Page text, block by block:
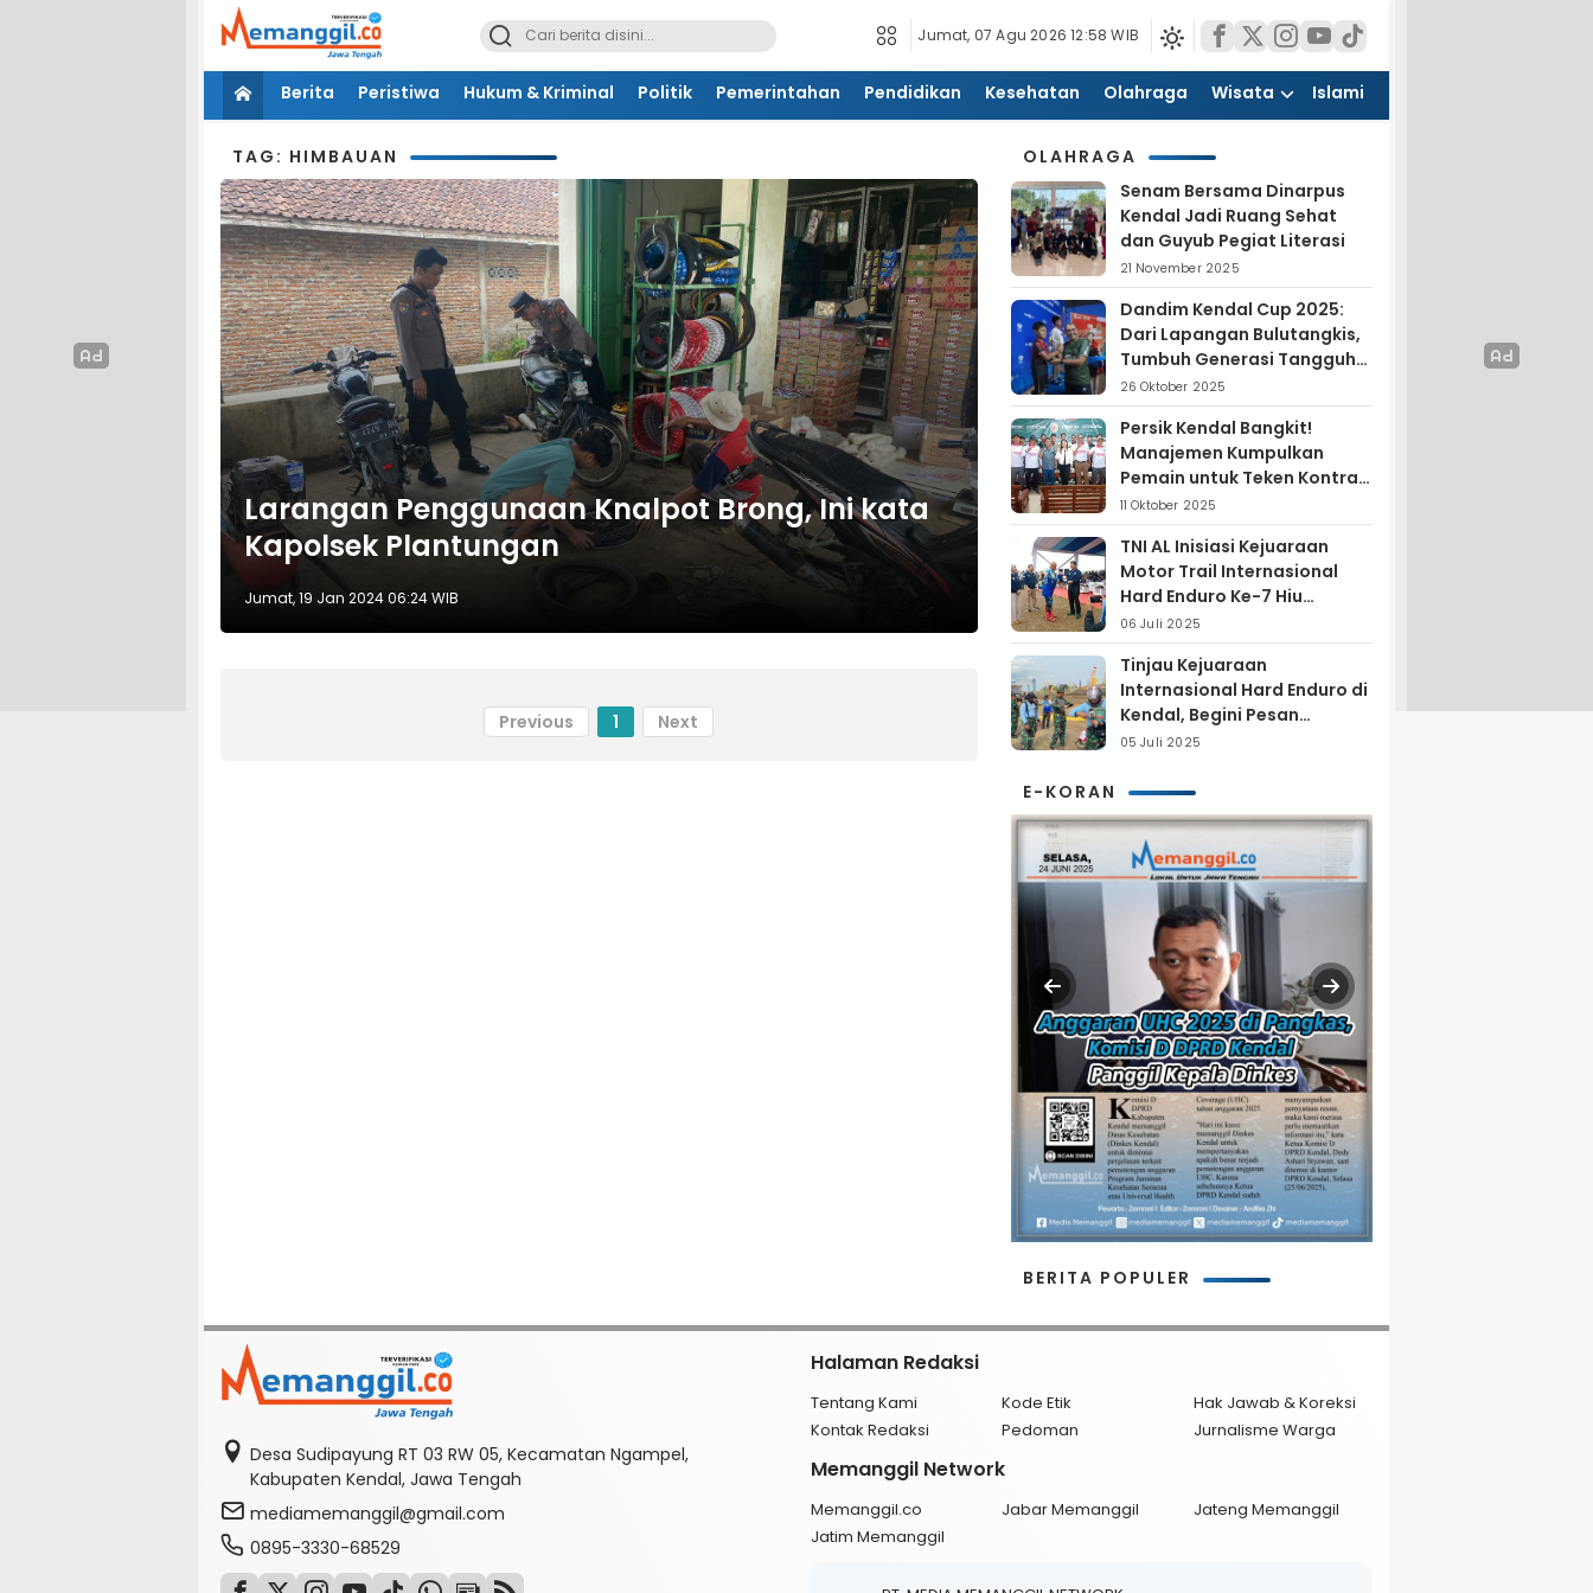
Jumat, 07 Agu 2026 12:58 WIB
Berita Peristiwa Hukum & Kriminal Politik Pemerintahan Pendidikan Kesehatan Olahraga Wisata Islami
TAG: HIMBAUAN
Larangan Penggunaan Knalpot Brong, Ini kata
Kapolsek Plantungan
Jumat, 19 Jan 2024 06:24 WIB
Previous 1 Next
OLAHRAGA
Senam Bersama Dinarpus
Kendal Jadi Ruang Sehat
dan Guyub Pegiat Literasi
21 November 2025
Dandim Kendal Cup 2025:
Dari Lapangan Bulutangkis,
Tumbuh Generasi Tangguh
dan Nasionalis
26 Oktober 2025
Persik Kendal Bangkit!
Manajemen Kumpulkan
Pemain untuk Teken Kontrak
Jelang Liga 4
11 Oktober 2025
TNI AL Inisiasi Kejuaraan
Motor Trail Internasional
Hard Enduro Ke-7 Hiu
Selatan
06 Juli 2025
Tinjau Kejuaraan
Internasional Hard Enduro di
Kendal, Begini Pesan
Laksamana Pertama TNI AL
05 Juli 2025
E-KORAN
BERITA POPULER
Desa Sudipayung RT 03 RW 05, Kecamatan Ngampel,
Kabupaten Kendal, Jawa Tengah
mediamemanggil@gmail.com
0895-3330-68529
Halaman Redaksi
Tentang Kami Kode Etik
Hak Jawab & Koreksi
Kontak Redaksi
Pedoman Jurnalisme Warga
Memanggil Network
Memanggil.co Jabar Memanggil
Jateng Memanggil
Jatim Memanggil